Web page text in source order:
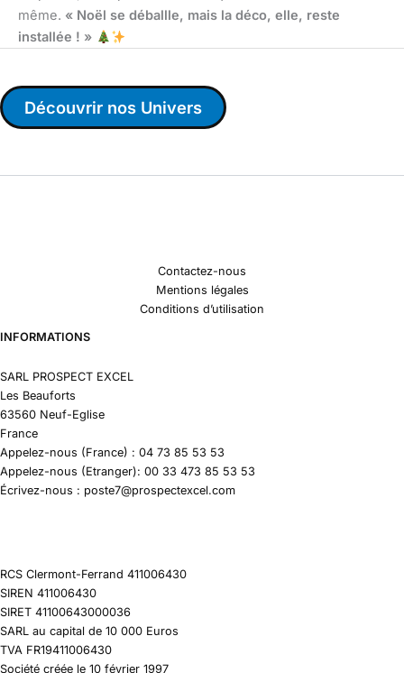
même. « Noël se déballle, mais la déco, elle, reste
installée ! »
Découvrir nos Univers
Contactez-nous
Mentions légales
Conditions d’utilisation
INFORMATIONS
SARL PROSPECT EXCEL
Les Beauforts
63560 Neuf-Eglise
France
Appelez-nous (France) : 04 73 85 53 53
Appelez-nous (Etranger): 00 33 473 85 53 53
Écrivez-nous : poste7@prospectexcel.com
RCS Clermont-Ferrand 411006430
SIREN 411006430
SIRET 41100643000036
SARL au capital de 10 000 Euros
TVA FR19411006430
Société créée le 10 février 1997